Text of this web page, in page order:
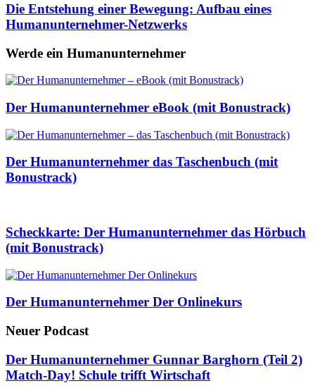
Die Entstehung einer Bewegung: Aufbau eines
Humanunternehmer-Netzwerks
Werde ein Humanunternehmer
Der Humanunternehmer eBook (mit Bonustrack)
Der Humanunternehmer das Taschenbuch (mit
Bonustrack)
Scheckkarte: Der Humanunternehmer das Hörbuch
(mit Bonustrack)
Der Humanunternehmer Der Onlinekurs
Neuer Podcast
Der Humanunternehmer Gunnar Barghorn (Teil 2)
Match-Day! Schule trifft Wirtschaft